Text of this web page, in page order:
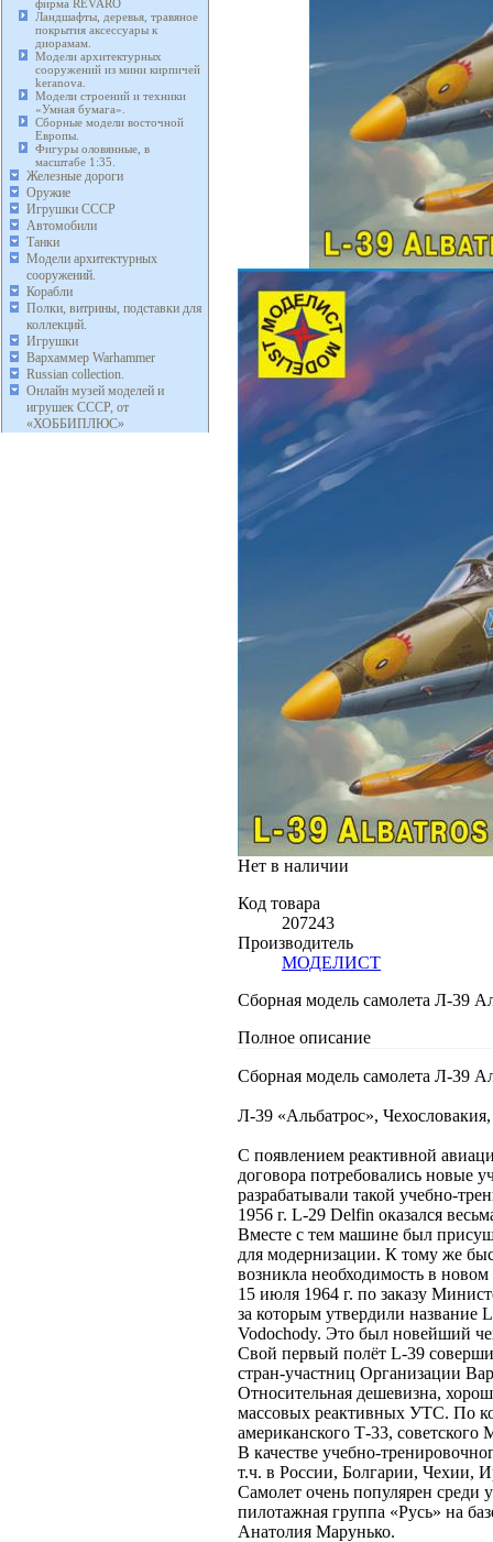
фирма REVARO
Ландшафты, деревья, травяное
покрытия аксессуары к
диорамам.
Модели архитектурных
сооружений из мини кирпичей
keranova.
Модели строений и техники
«Умная бумага».
Сборные модели восточной
Европы.
Фигуры оловянные, в
масштабе 1:35.
Железные дороги
Оружие
Игрушки СССР
Автомобили
Танки
Модели архитектурных
сооружений.
Корабли
Полки, витрины, подставки для
коллекций.
Игрушки
Вархаммер Warhammer
Russian collection.
Онлайн музей моделей и
игрушек СССР, от
«ХОББИПЛЮС»
Нет в наличии
Код товара
207243
Производитель
МОДЕЛИСТ
Сборная модель самолета Л-39
Полное описание
Сборная модель самолета Л-39
Л-39 «Альбатрос», Чехословакия,
С появлением реактивной
договора потребовались новые
разрабатывали такой учебно-
1956 г. L-29 Delfin оказался
Вместе с тем машине был присущ
для модернизации. К тому же
возникла необходимость в
15 июля 1964 г. по заказу
за которым утвердили название
Vodochody. Это был новейший
Свой первый полёт L-39
стран-участниц Организации
Относительная дешевизна,
массовых реактивных УТС. По
американского Т-33,
В качестве учебно-
т.ч. в России, Болгарии, Чехии,
Самолет очень популярен среди
пилотажная группа «Русь» на
Анатолия Марунько.